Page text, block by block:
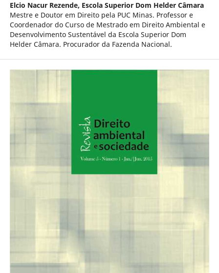
Elcio Nacur Rezende, Escola Superior Dom Helder Câmara
Mestre e Doutor em Direito pela PUC Minas. Professor e
Coordenador do Curso de Mestrado em Direito Ambiental e
Desenvolvimento Sustentável da Escola Superior Dom
Helder Câmara. Procurador da Fazenda Nacional.